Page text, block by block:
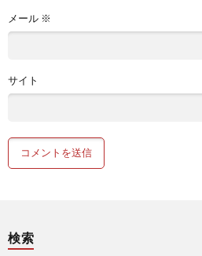
メール ※
サイト
検索